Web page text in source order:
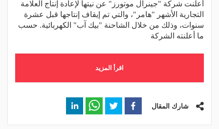
أعلنت شركة "جينرال موتورز" عن نيتها لإعادة إنتاج العلامة
التجارية الأشهر "هامر"، والتي تم إيقاف إنتاجها قبل عشرة
سنوات، وذلك من خلال الشاحنة "بيك آب" الكهربائية. حسب
ما أعلنته الشركة
اقرأ المزيد
شارك المقال